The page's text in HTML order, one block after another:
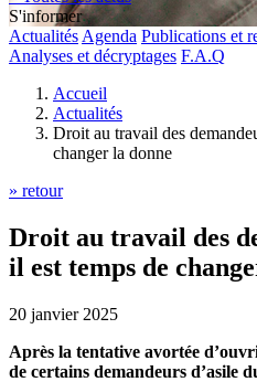
S'informer
Actualités Agenda Publications et
Analyses et décryptages F.A.Q
Accueil
Actualités
Droit au travail des
changer la donne
» retour
Droit au travail des
il est temps de
20 janvier 2025
Après la tentative avortée
de certains demandeurs d’asile